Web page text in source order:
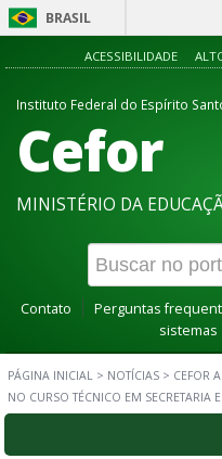
BRASIL
ACESSIBILIDADE
Instituto Federal do Espírito
Cefor
MINISTÉRIO DA
Contato Perguntas
sistemas
PÁGINA INICIAL > NOTÍCIAS > CEFOR
NO CURSO TÉCNICO EM SECRETARIA